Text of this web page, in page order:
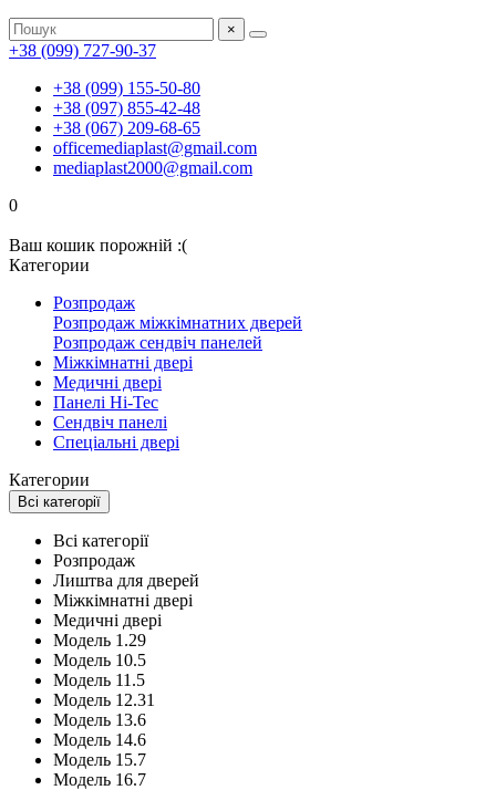
×
+38 (099) 727-90-37
+38 (099) 155-50-80
+38 (097) 855-42-48
+38 (067) 209-68-65
officemediaplast@gmail.com
mediaplast2000@gmail.com
0
Ваш кошик порожній :(
Категории
Розпродаж
Розпродаж міжкімнатних дверей
Розпродаж сендвіч панелей
Міжкімнатні двері
Медичні двері
Панелі Hi-Tec
Сендвіч панелі
Спеціальні двері
Категории
Всі категорії
Всі категорії
Розпродаж
Лиштва для дверей
Міжкімнатні двері
Медичні двері
Модель 1.29
Модель 10.5
Модель 11.5
Модель 12.31
Модель 13.6
Модель 14.6
Модель 15.7
Модель 16.7